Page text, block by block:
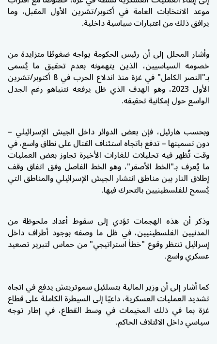
موعد الانتخابات العامة في أكتوبر/تشرين الأول المقبل، وما
يرافق ذلك من اعتبارات سياسية داخلية.
وأشار المحلل إلى أن رئيس الحكومة يواجه ضغوطًا متزايدة من
خصومه السياسيين، الذين يتهمونه بعدم تحقيق ما يُسمى
بـ"النصر الكامل" في غزة منذ اندلاع الحرب في 8 أكتوبر/تشرين
الأول 2023، وهو الهدف الذي ظل يرفعه نتنياهو رغم الجدل
الواسع حول إمكانية تحقيقه.
وبحسب هارئيل، فإن بعض الدوائر داخل الجيش الإسرائيلي –
دون تسميتها – تدفع باتجاه استئناف القتال على نطاق واسع، في
وقت تُظهر فيه تحليلات للغارات الأخيرة تجاوز بعض العمليات
ما يُعرف بـ"الخط الأصفر"، وهو الخط الفاصل وفق اتفاق وقف
إطلاق النار بين مناطق انتشار الجيش الإسرائيلي والمناطق التي
يُسمح للفلسطينيين بالتحرك فيها.
وذكر أن هذه الهجمات تؤدي إلى سقوط أعداد ملحوظة من
المدنيين الفلسطينيين، في ظل ما وصفه بوجود أطراف داخل
إسرائيل تنتظر وقوع "خطأ استراتيجي" من حماس لتبرير تصعيد
عسكري واسع.
كما أشار إلى أن وزير المالية بتسلئيل سموتريتش يدفع في اتجاه
تشديد العمليات العسكرية، داعيًا إلى السيطرة الكاملة على قطاع
غزة بما في ذلك المخيمات في وسط القطاع، في إطار توجه
سياسي داخل الائتلاف الحاكم.